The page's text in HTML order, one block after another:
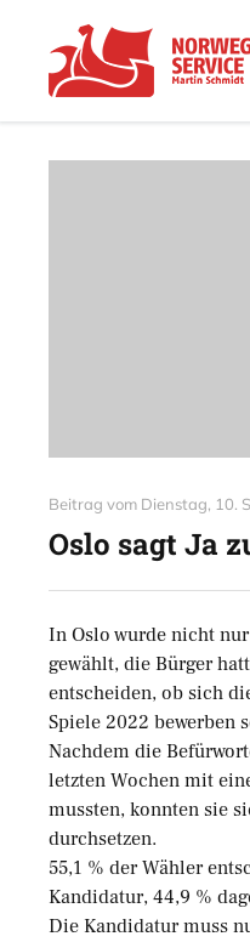
Beitrag vom Dienstag, 10.
Oslo sagt Ja
In Oslo wurde nicht
gewählt, die Bürger
entscheiden, ob sich
Spiele 2022 bewerben
Nachdem die
letzten Wochen mit
mussten, konnten sie
durchsetzen.
55,1 % der Wähler
Kandidatur, 44,9 %
Die Kandidatur muss